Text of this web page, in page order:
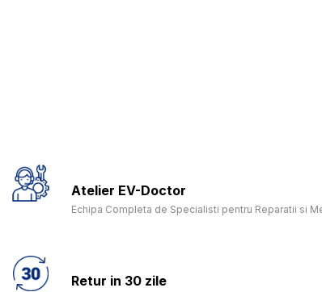
Atelier EV-Doctor
Echipa Completa de Specialisti pentru Reparatii si
Retur in 30 zile